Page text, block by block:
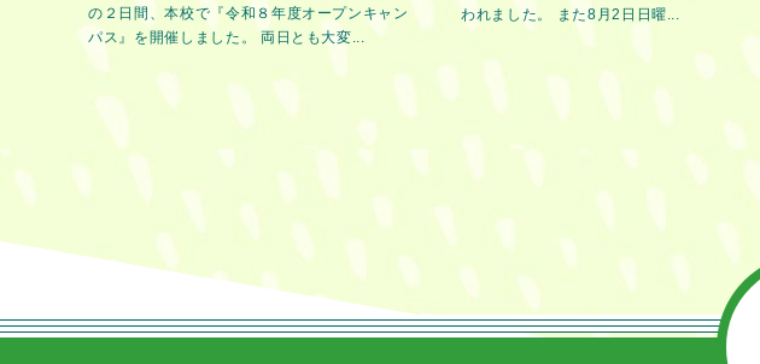
の２日間、本校で『令和８年度オープンキャン
パス』を開催しました。 両日とも大変...
われました。 また8月2日日曜...